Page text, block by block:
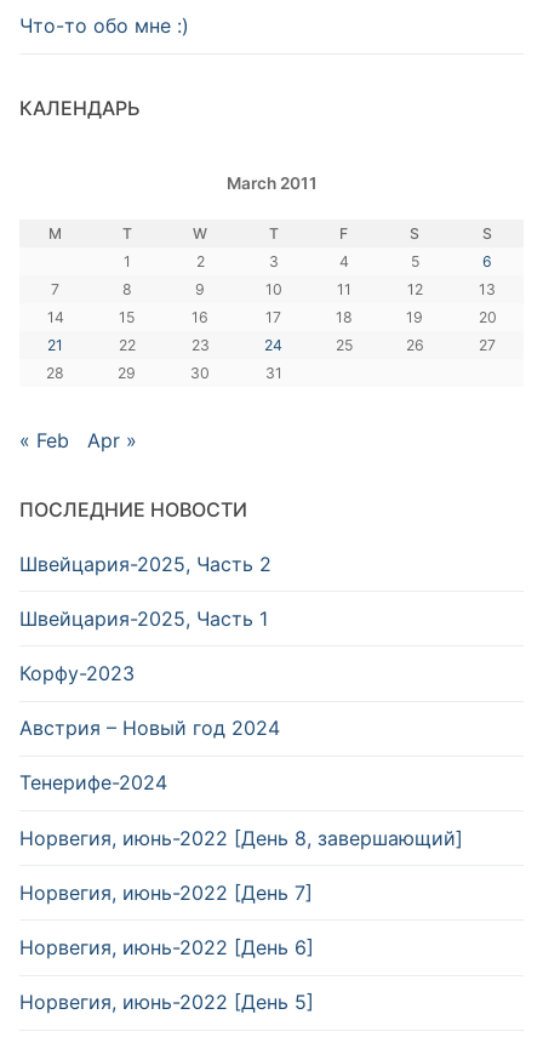
Что-то обо мне :)
КАЛЕНДАРЬ
March 2011
M T W T F S
S
1
2 3 4 5
6
7
8 9 10 11 12
13
14
15 16 17 18 19
20
21
22 23 24 25 26
27
28
29 30 31
« Feb Apr »
ПОСЛЕДНИЕ НОВОСТИ
Швейцария-2025, Часть 2
Швейцария-2025, Часть 1
Корфу-2023
Австрия – Новый год 2024
Тенерифе-2024
Норвегия, июнь-2022 [День 8, завершающий]
Норвегия, июнь-2022 [День 7]
Норвегия, июнь-2022 [День 6]
Норвегия, июнь-2022 [День 5]